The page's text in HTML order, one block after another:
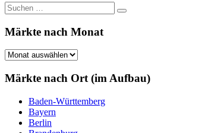
Suchen
nach:
Suchen
Märkte nach Monat
Märkte
Monat
Märkte nach Ort (im Aufbau)
Baden-Württemberg
Bayern
Berlin